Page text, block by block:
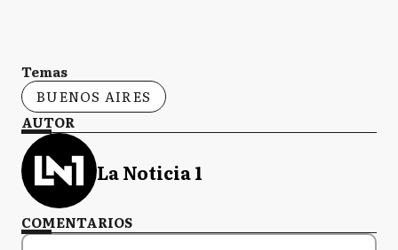
Temas
BUENOS AIRES
AUTOR
La Noticia 1
COMENTARIOS